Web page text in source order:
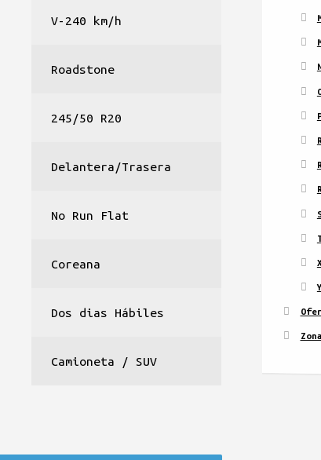
V-240 km/h
Roadstone
245/50 R20
Delantera/Trasera
No Run Flat
Coreana
Dos dias Hábiles
Camioneta / SUV